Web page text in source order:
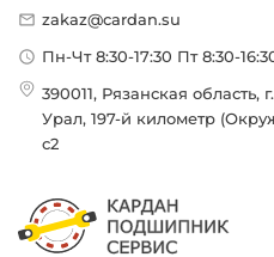
zakaz@cardan.su
Пн-Чт 8:30-17:30 Пт 8:30-
390011, Рязанская область,
Урал, 197-й километр
с2